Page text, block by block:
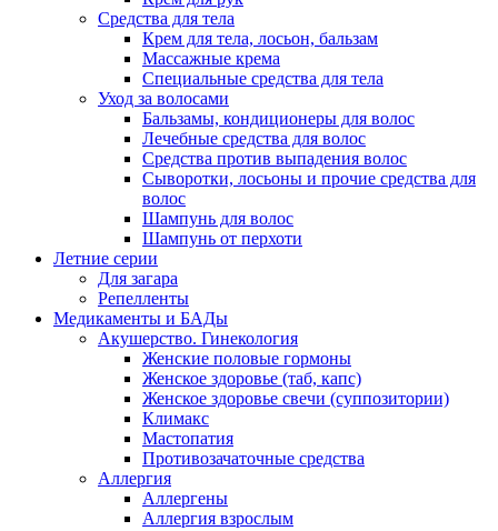
Средства для тела
Крем для тела, лосьон, бальзам
Массажные крема
Специальные средства для тела
Уход за волосами
Бальзамы, кондиционеры для волос
Лечебные средства для волос
Средства против выпадения волос
Сыворотки, лосьоны и прочие средства для
волос
Шампунь для волос
Шампунь от перхоти
Летние серии
Для загара
Репелленты
Медикаменты и БАДы
Акушерство. Гинекология
Женские половые гормоны
Женское здоровье (таб, капс)
Женское здоровье свечи (суппозитории)
Климакс
Мастопатия
Противозачаточные средства
Аллергия
Аллергены
Аллергия взрослым